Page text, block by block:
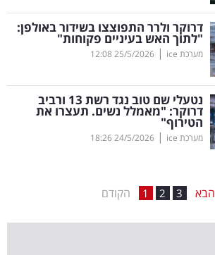
דרוקר ולרר התפוצצו בשידור באולפן:
"לתוך האש בעיניים פקוחות"
מערכת ice |
25/5/2026
12:08
נטעלי שם טוב נגד רשת 13 ורביב
דרוקר: "מאמלל נשים. תעצרו את
הטירוף"
מערכת ice |
24/5/2026
18:26
הקודם 1 2 3 הבא